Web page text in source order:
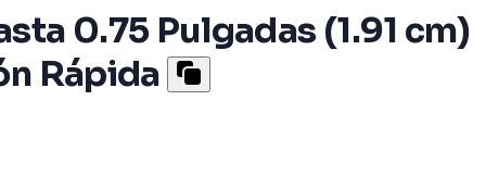
0.75 Pulgadas (1.91 cm)
Rápida